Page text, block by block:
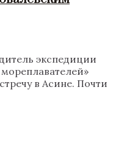
экспедиции
в Асине. Почти